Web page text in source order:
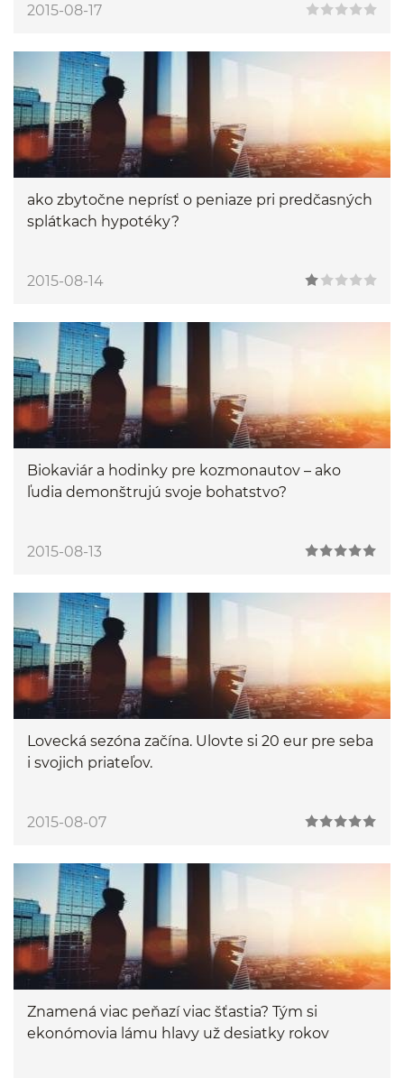
2015-08-17
ako zbytočne neprísť o peniaze pri predčasných
splátkach hypotéky?
2015-08-14
Biokaviár a hodinky pre kozmonautov – ako
ľudia demonštrujú svoje bohatstvo?
2015-08-13
Lovecká sezóna začína. Ulovte si 20 eur pre seba
i svojich priateľov.
2015-08-07
Znamená viac peňazí viac šťastia? Tým si
ekonómovia lámu hlavy už desiatky rokov